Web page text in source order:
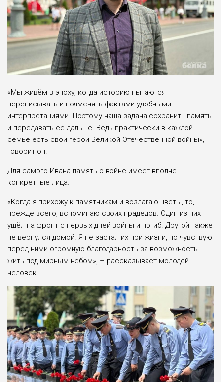
«Мы живём в эпоху, когда историю пытаются
переписывать и подменять фактами удобными
интерпретациями. Поэтому наша задача сохранить память
и передавать её дальше. Ведь практически в каждой
семье есть свои герои Великой Отечественной войны», –
говорит он.
Для самого Ивана память о войне имеет вполне
конкретные лица.
«Когда я прихожу к памятникам и возлагаю цветы, то,
прежде всего, вспоминаю своих прадедов. Один из них
ушёл на фронт с первых дней войны и погиб. Другой также
не вернулся домой. Я не застал их при жизни, но чувствую
перед ними огромную благодарность за возможность
жить под мирным небом», – рассказывает молодой
человек.